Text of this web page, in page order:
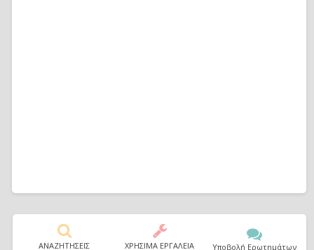
ΑΝΑΖΗΤΗΣΕΙΣ ΧΡΗΣΙΜΑ ΕΡΓΑΛΕΙΑ Υποβολή Ερωτημάτων